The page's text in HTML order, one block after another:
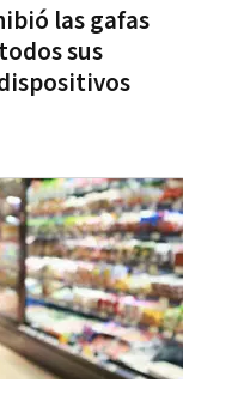
las gafas
sus